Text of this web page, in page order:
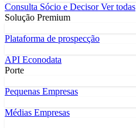
Consulta Sócio e DecisorVer todas
Solução Premium
Plataforma de prospecção
API Econodata
Porte
Pequenas Empresas
Médias Empresas